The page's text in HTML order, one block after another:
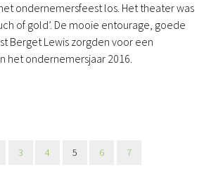
ondernemersfeest los. Het theater was
of gold’. De mooie entourage, goede
Berget Lewis zorgden voor een
het ondernemersjaar 2016.
3 4 5 6
7